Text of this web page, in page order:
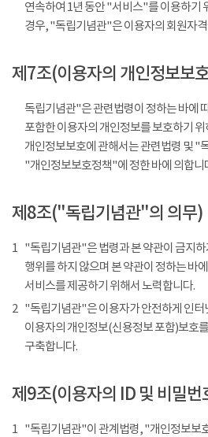
연속하여 1년 동안 "서비스"를 이용하기
경우, "독립기념관"은 이용자의 회원자
제7조(이용자의 개인정보보
독립기념관"은 관련법령이 정하는 바에
포함한 이용자의 개인정보를 보호하기 위
개인정보보호에 관해서는 관련법령 및 "
"개인정보보호정책"에 정한 바에 의합니
제8조("독립기념관"의 의무)
1 "독립기념관"은 법령과 본 약관이 금지
행위를 하지 않으며 본 약관이 정하는 바
서비스를 제공하기 위해서 노력합니다.
2 "독립기념관"은 이용자가 안전하게 인터
이용자의 개인정보(신용정보 포함)보호
구축합니다.
제9조(이용자의 ID 및 비밀번
1 "독립기념관"이 관계법령, "개인정보보